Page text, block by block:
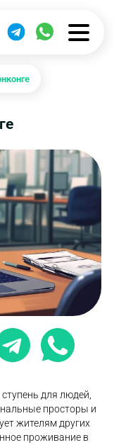
для людей,
просторы и
жителям других
проживание в